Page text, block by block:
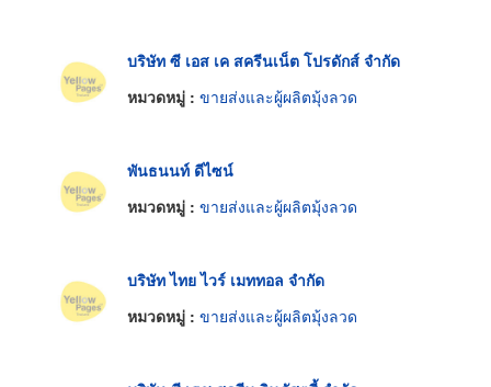
บริษัท ซี เอส เค สครีนเน็ต โปรดักส์ จำกัด
หมวดหมู่ : ขายส่งและผู้ผลิตมุ้งลวด
พันธนนท์ ดีไซน์
หมวดหมู่ : ขายส่งและผู้ผลิตมุ้งลวด
บริษัท ไทย ไวร์ เมททอล จำกัด
หมวดหมู่ : ขายส่งและผู้ผลิตมุ้งลวด